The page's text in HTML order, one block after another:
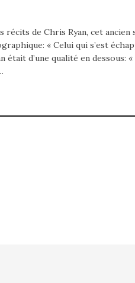
récits de Chris Ryan, cet
« Celui qui s’est
était d’une qualité en